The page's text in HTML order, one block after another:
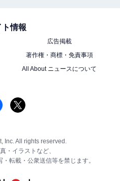
ト情報
広告掲載
著作権・商標・免責事項
All About ニュースについて
Inc. All rights reserved.
・イラストなど、
転載・公衆送信等を禁じます。